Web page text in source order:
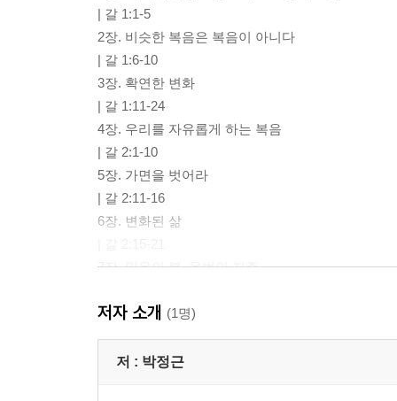
| 갈 1:1-5
2장. 비슷한 복음은 복음이 아니다
| 갈 1:6-10
3장. 확연한 변화
| 갈 1:11-24
4장. 우리를 자유롭게 하는 복음
| 갈 2:1-10
5장. 가면을 벗어라
| 갈 2:11-16
6장. 변화된 삶
7장. 믿음의 복, 율법의 저주
8장. 율법과 약속
| 갈 3:15-22
9장. 종에서 아들로
저자 소개 (1명)
저 : 박정근